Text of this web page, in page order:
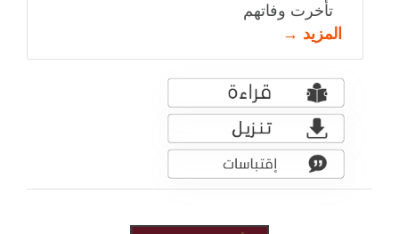
تأخرت وفاتهم
المزيد →